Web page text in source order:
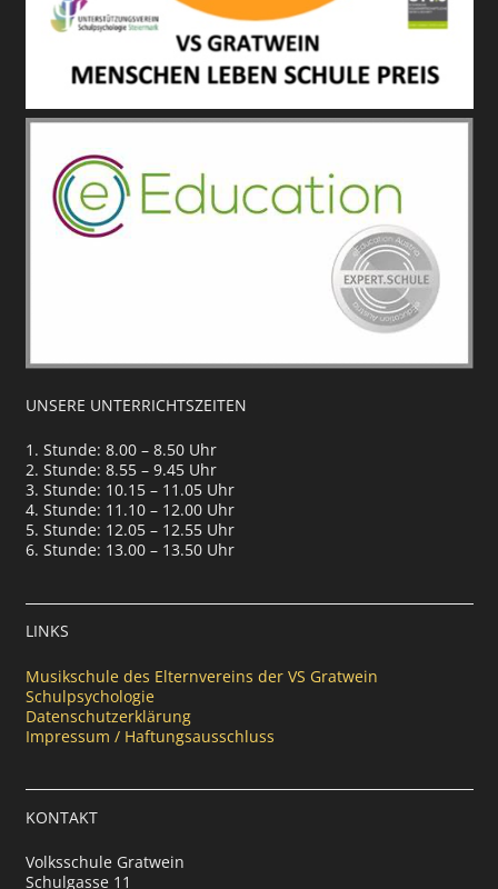
UNSERE UNTERRICHTSZEITEN
1. Stunde: 8.00 – 8.50 Uhr
2. Stunde: 8.55 – 9.45 Uhr
3. Stunde: 10.15 – 11.05 Uhr
4. Stunde: 11.10 – 12.00 Uhr
5. Stunde: 12.05 – 12.55 Uhr
6. Stunde: 13.00 – 13.50 Uhr
LINKS
Musikschule des Elternvereins der VS Gratwein
Schulpsychologie
Datenschutzerklärung
Impressum / Haftungsausschluss
KONTAKT
Volksschule Gratwein
Schulgasse 11